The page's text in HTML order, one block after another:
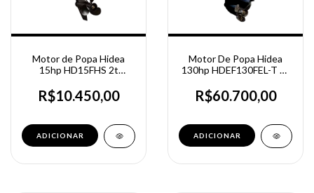
Motor de Popa Hidea
15hp HD15FHS 2t
R$10.450,00
Motor De Popa Hidea
130hp HDEF130FEL-T 4t
trim tilt
R$60.700,00